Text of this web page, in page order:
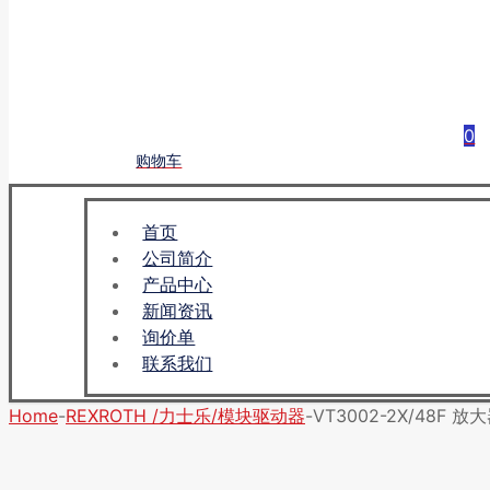
0
购物车
首页
公司简介
产品中心
新闻资讯
询价单
联系我们
Home-REXROTH /力士乐/模块驱动器-VT3002-2X/48F 放大